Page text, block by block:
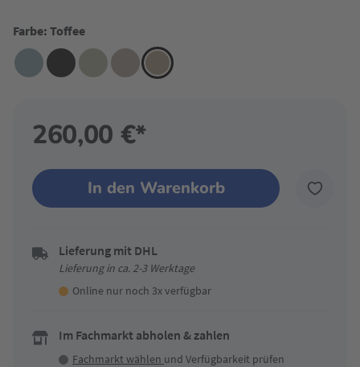
Farbe: Toffee
260,00 €*
In den Warenkorb
Lieferung mit DHL
Lieferung in ca. 2-3 Werktage
Online nur noch 3x verfügbar
Im Fachmarkt abholen & zahlen
Fachmarkt wählen und Verfügbarkeit prüfen